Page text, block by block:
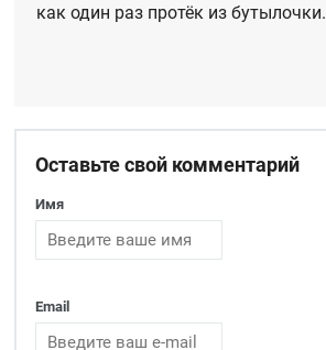
как один раз протёк из бутылочки.
Оставьте свой комментарий
Имя
Email